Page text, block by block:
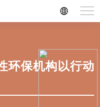
环保机构以行动